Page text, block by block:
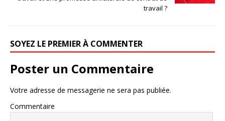
travail ?
SOYEZ LE PREMIER À COMMENTER
Poster un Commentaire
Votre adresse de messagerie ne sera pas publiée.
Commentaire